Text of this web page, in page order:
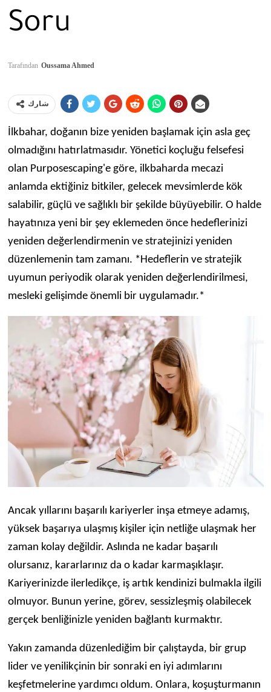
Soru
Tarafından Oussama Ahmed
شارك
İlkbahar, doğanın bize yeniden başlamak için asla geç
olmadığını hatırlatmasıdır. Yönetici koçluğu felsefesi
olan Purposescaping'e göre, ilkbaharda mecazi
anlamda ektiğiniz bitkiler, gelecek mevsimlerde kök
salabilir, güçlü ve sağlıklı bir şekilde büyüyebilir. O halde
hayatınıza yeni bir şey eklemeden önce hedeflerinizi
yeniden değerlendirmenin ve stratejinizi yeniden
düzenlemenin tam zamanı. *Hedeflerin ve stratejik
uyumun periyodik olarak yeniden değerlendirilmesi,
mesleki gelişimde önemli bir uygulamadır.*
Ancak yıllarını başarılı kariyerler inşa etmeye adamış,
yüksek başarıya ulaşmış kişiler için netliğe ulaşmak her
zaman kolay değildir. Aslında ne kadar başarılı
olursanız, kararlarınız da o kadar karmaşıklaşır.
Kariyerinizde ilerledikçe, iş artık kendinizi bulmakla ilgili
olmuyor. Bunun yerine, görev, sessizleşmiş olabilecek
gerçek benliğinizle yeniden bağlantı kurmaktır.
Yakın zamanda düzenlediğim bir çalıştayda, bir grup
lider ve yenilikçinin bir sonraki en iyi adımlarını
keşfetmelerine yardımcı oldum. Onlara, koşuşturmanın